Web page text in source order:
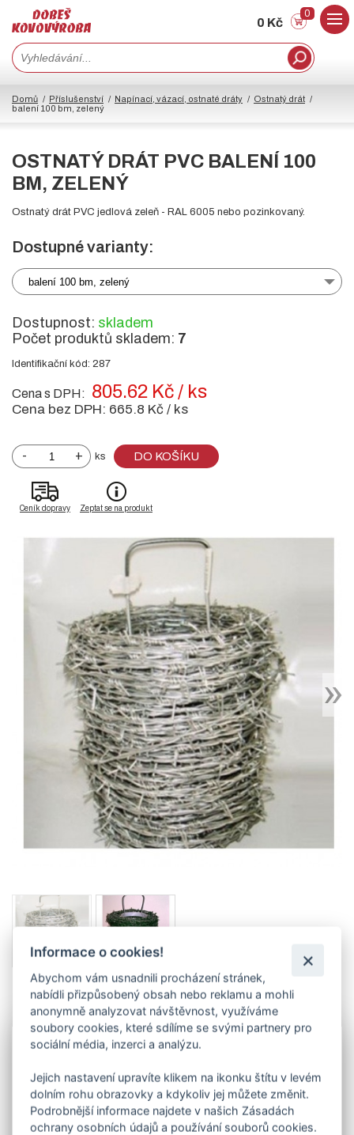
0 Kč
0
Domů Příslušenství Napínací, vázací, ostnaté dráty
Ostnatý drát
balení 100 bm, zelený
OSTNATÝ DRÁT PVC BALENÍ 100
BM, ZELENÝ
Ostnatý drát PVC jedlová zeleň - RAL 6005 nebo pozinkovaný.
Dostupné varianty:
balení 100 bm, zelený
Dostupnost: skladem
Počet produktů skladem: 7
Identifikační kód: 287
Cena s DPH: 805.62 Kč / ks
Cena bez DPH: 665.8 Kč / ks
- + ks DO KOŠÍKU
Ceník dopravy Zeptat se na produkt
Info Soubory
nad sebou.
V objednávací tabulce e-shopu vyberte velikost balení a
typ drátu:PVC jedlová zeleň - RAL 6005, průměr
drátu 2,0/2,5mm, balení 50/100 metrůnebo
Informace o cookies!
Abychom vám usnadnili procházení stránek,
nabídli přizpůsobený obsah nebo reklamu a mohli
anonymně analyzovat návštěvnost, využíváme
soubory cookies, které sdílíme se svými partnery pro
sociální média, inzerci a analýzu.
Jejich nastavení upravíte klikem na ikonku štítu v levém
dolním rohu obrazovky a kdykoliv jej můžete změnit.
Podrobnější informace najdete v našich Zásadách
ochrany osobních údajů a používání souborů cookies.